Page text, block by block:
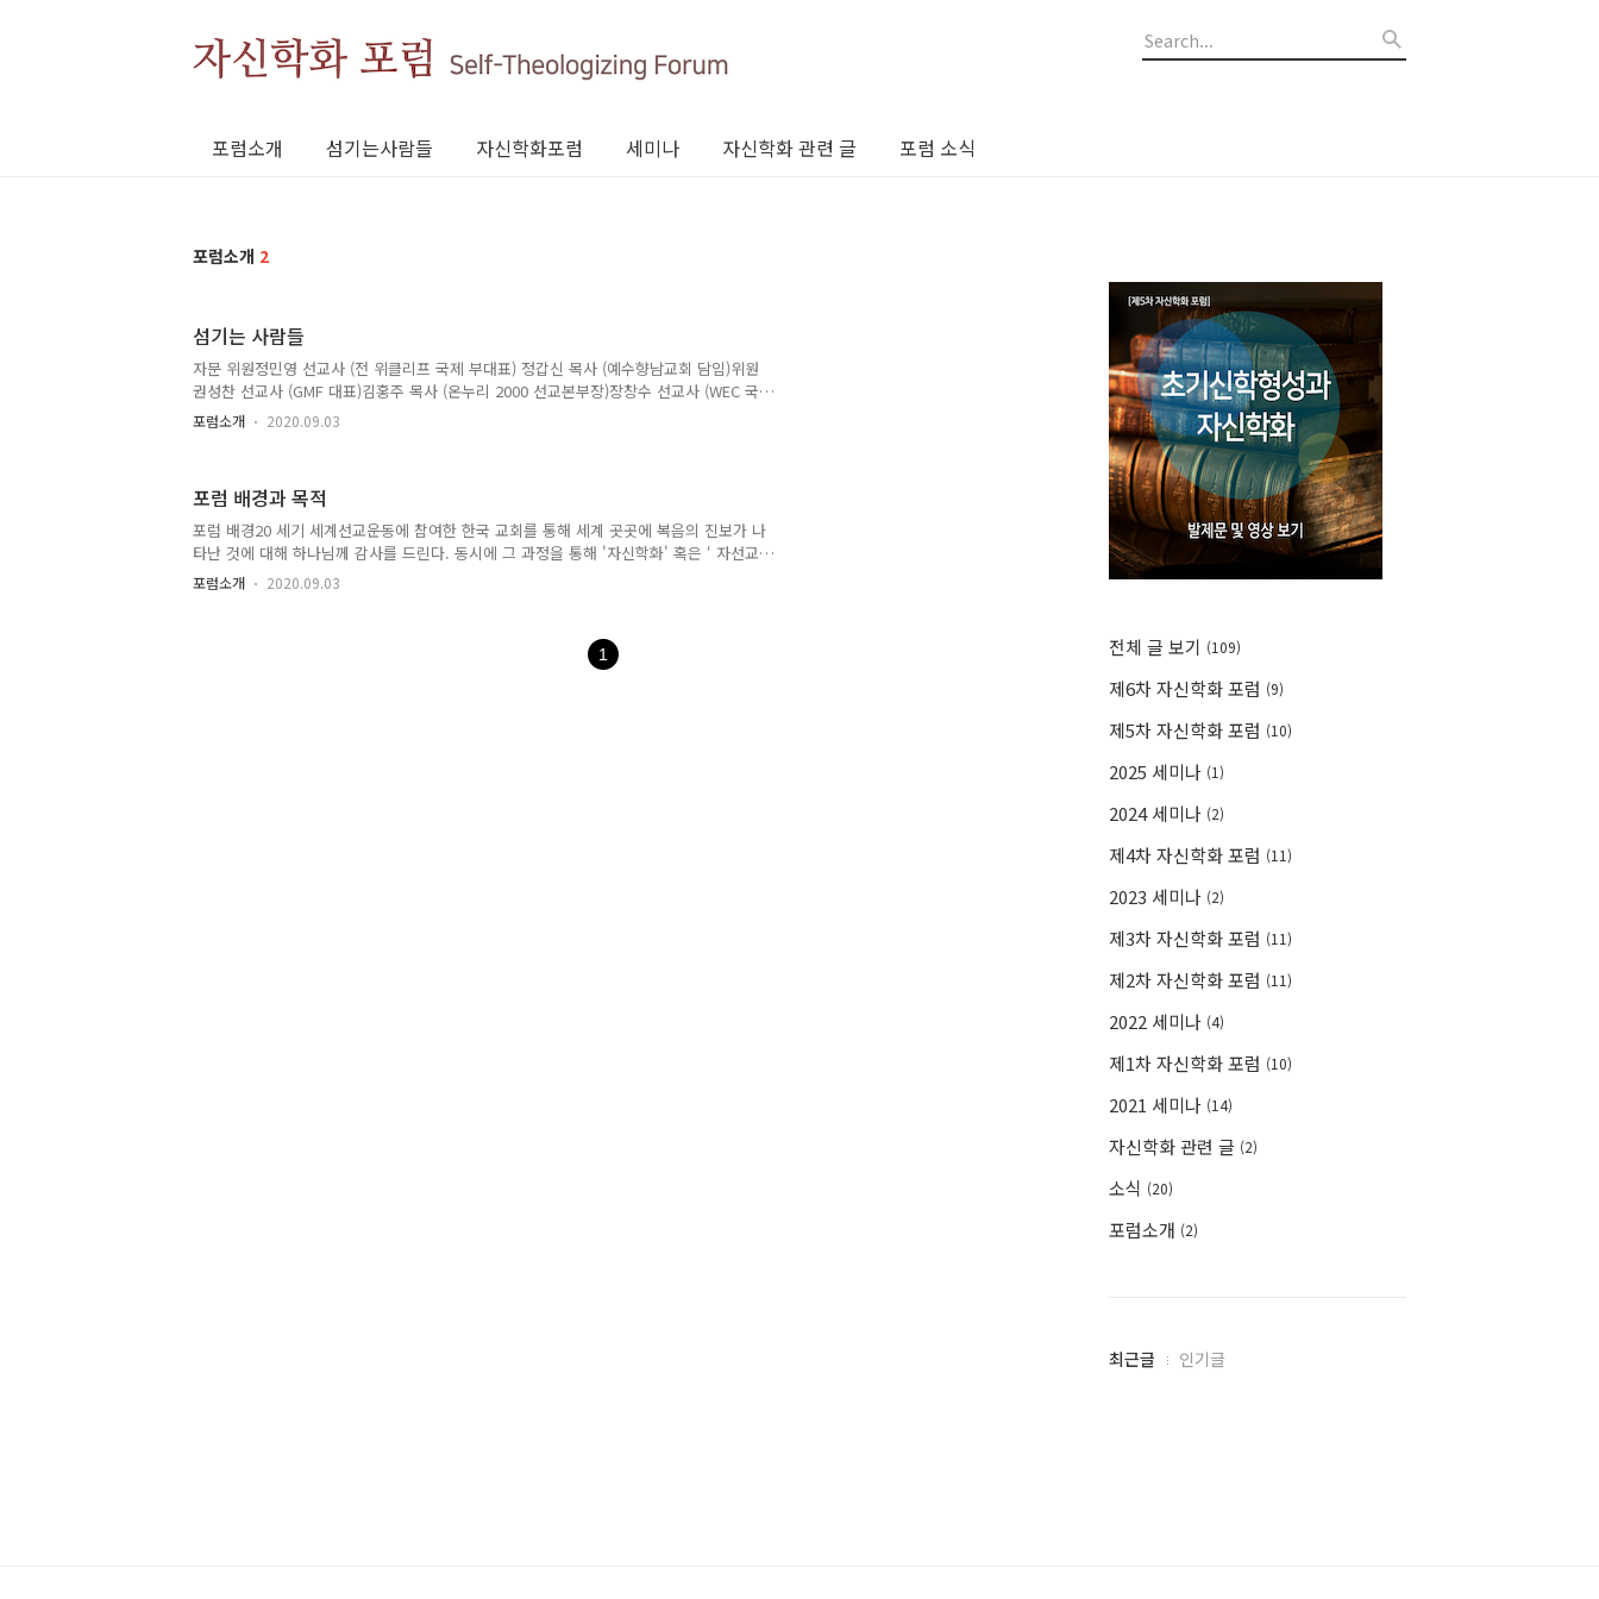
포럼소개 섬기는사람들 자신학화포럼 세미나 자신학화 관련 글 포럼 소식
포럼소개 2
섬기는 사람들
자문 위원정민영 선교사 (전 위클리프 국제 부대표) 정갑신 목사 (예수향남교회 담임)위원
권성찬 선교사 (GMF 대표)김홍주 목사 (온누리 2000 선교본부장)장창수 선교사 (WEC 국
제선교동원 R&D)진희경 목사 (어린양교회)김병훈 목사 (선한청지기 교회)김재완 전도사
(기독교 세계관 학술 동역회 실행위원)
포럼소개 2020.09.03
포럼 배경과 목적
포럼 배경20 세기 세계선교운동에 참여한 한국 교회를 통해 세계 곳곳에 복음의 진보가 나
타난 것에 대해 하나님께 감사를 드린다. 동시에 그 과정을 통해 '자신학화' 혹은 ‘ 자선교학
화' 라고 부르는 주제를 자각하게 되었다. 전통적으로 이해해 온 삼자 (자전, 자치, 자급) 원
리가 표면적으로 성취된다 할지라도 선교지 교회의 자신학화가 이루어지지 않으면 진정
에서 목도하였다. 달리 말하면 진정한 자신학화가 없다면 진정한 자립도 이루어 질 수 없다
는 것이다. 이러한 자각을 가지고 반추하는 실천가 (Reflective Practitioner) 들을 중심으
포럼소개 2020.09.03
1 전체 글 보기 (109)
제6차 자신학화 포럼 (9)
제5차 자신학화 포럼 (10)
2025 세미나 (1)
2024 세미나 (2)
제4차 자신학화 포럼 (11)
2023 세미나 (2)
제3차 자신학화 포럼 (11)
제2차 자신학화 포럼 (11)
2022 세미나 (4)
제1차 자신학화 포럼 (10)
2021 세미나 (14)
자신학화 관련 글 (2)
소식 (20)
포럼소개 (2)
최
최근글 인기글